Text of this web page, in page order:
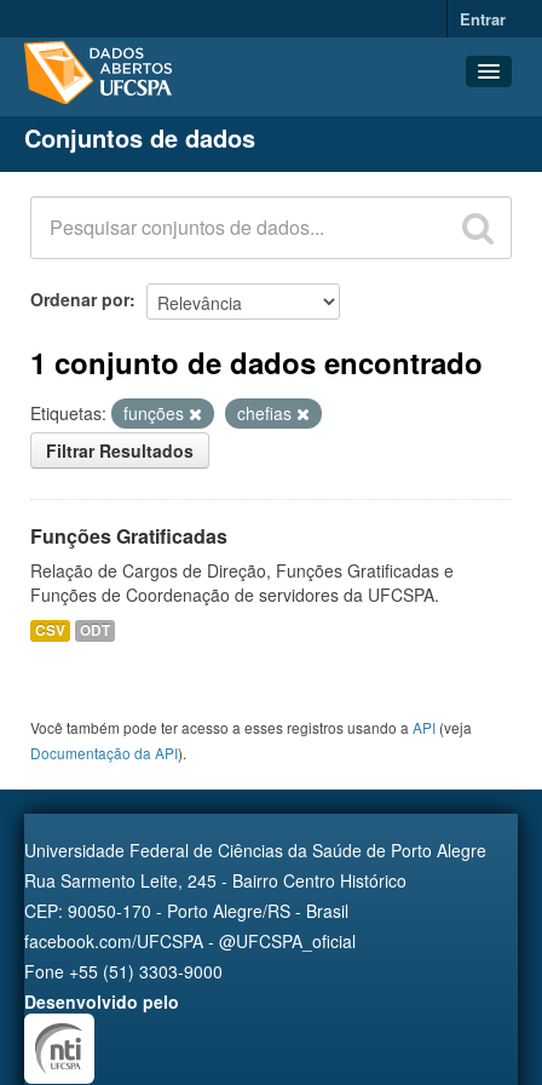
Entrar
Conjuntos de dados
Organizações
Grupos
Sobre
Conjuntos de dados
Ordenar por
1 conjunto de dados encontrado
Etiquetas: funções
chefias
Filtrar Resultados
Funções Gratificadas
Relação de Cargos de Direção, Funções Gratificadas e
Funções de Coordenação de servidores da UFCSPA.
CSV ODT
Você também pode ter acesso a esses registros usando a API (veja
Documentação da API).
Universidade Federal de Ciências da Saúde de Porto Alegre
Rua Sarmento Leite, 245 - Bairro Centro Histórico
CEP: 90050-170 - Porto Alegre/RS - Brasil
facebook.com/UFCSPA - @UFCSPA_oficial
Fone +55 (51) 3303-9000
Desenvolvido pelo